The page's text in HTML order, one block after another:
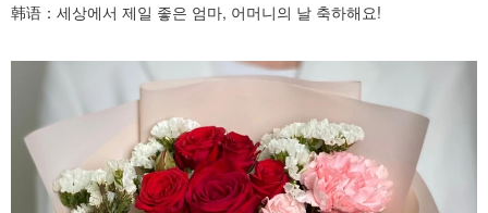
韩语：세상에서 제일 좋은 엄마, 어머니의 날 축하해요!